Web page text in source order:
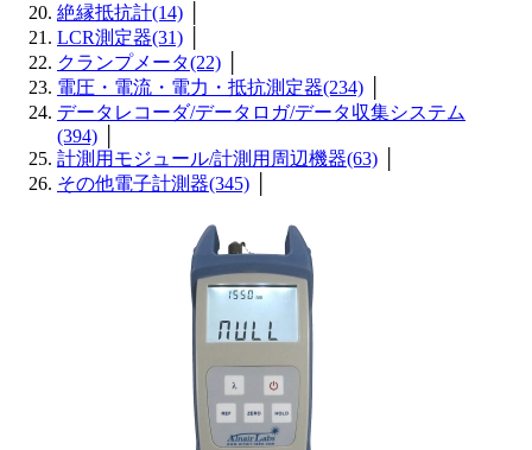
絶縁抵抗計(14)
LCR測定器(31)
クランプメータ(22)
電圧・電流・電力・抵抗測定器(234)
データレコーダ/データロガ/データ収集システム
(394)
計測用モジュール/計測用周辺機器(63)
その他電子計測器(345)